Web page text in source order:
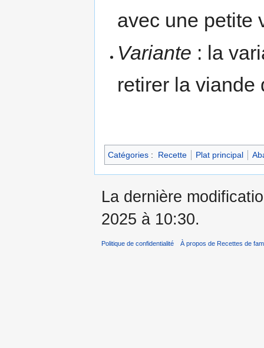
avec une petite
Variante : la
retirer la viande
Catégories : Recette Plat principal
La dernière
2025 à 10:30.
Politique de confidentialité À propos de Recettes de